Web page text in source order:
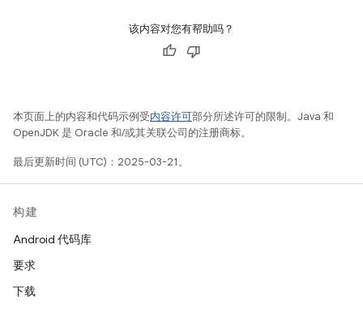
该内容对您有帮助吗？
本页面上的内容和代码示例受内容许可部分所述许可的限制。Java 和
OpenJDK 是 Oracle 和/或其关联公司的注册商标。
最后更新时间 (UTC)：2025-03-21。
构建
Android 代码库
要求
下载